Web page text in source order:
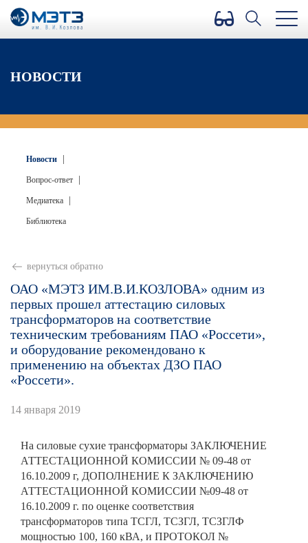
Версия для слабовидящих
НОВОСТИ
Новости
Вопрос-ответ
Медиатека
Библиотека
вернуться обратно
ОАО «МЭТЗ ИМ.В.И.КОЗЛОВА» одним из
первых прошел аттестацию силовых
трансформаторов на соответствие
техническим требованиям ПАО «Россети»,
и оборудование рекомендовано к
применению на объектах ДЗО ПАО
«Россети».
14 января 2019
На силовые сухие трансформаторы ЗАКЛЮЧЕНИЕ
АТТЕСТАЦИОННОЙ КОМИССИИ № 09-48 от
16.10.2009 г, ДОПОЛНЕНИЕ К ЗАКЛЮЧЕНИЮ
АТТЕСТАЦИОННОЙ КОМИССИИ №09-48 от
16.10.2009 г. по оценке соответствия
трансформаторов типа ТСГЛ, ТСЗГЛ, ТСЗГЛФ
мощностью 100, 160 кВА, и ПРОТОКОЛ №